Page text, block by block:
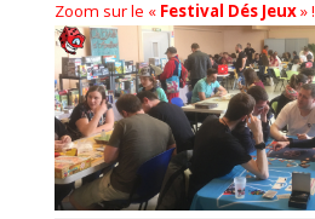
Zoom sur le « Festival Dés Jeux» !